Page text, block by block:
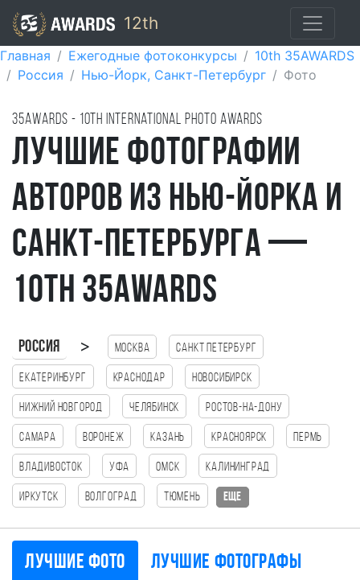
12th
Главная Ежегодные фотоконкурсы
10th 35AWARDS
Россия
Нью-Йорк, Санкт-Петербург Фото
35AWARDS - 10TH international photo awards
Лучшие фотографии
авторов из Нью-Йорка и
Санкт-Петербурга —
10th 35AWARDS
Россия > Москва Санкт Петербург
Екатеринбург Краснодар Новосибирск
Нижний Новгород Челябинск Ростов-на-Дону
Самара Воронеж Казань Красноярск Пермь
Владивосток Уфа Омск Калининград
Иркутск Волгоград Тюмень еще
Лучшие фото Лучшие фотографы